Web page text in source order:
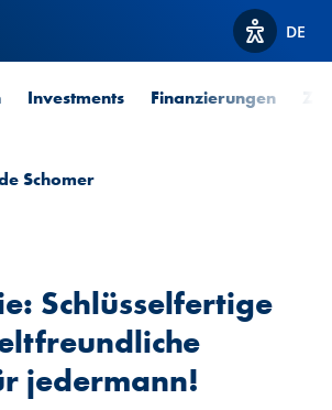
Optionen
DE
Investments Finanzierungen
Schomer
Schlüsselfertige
jedermann!